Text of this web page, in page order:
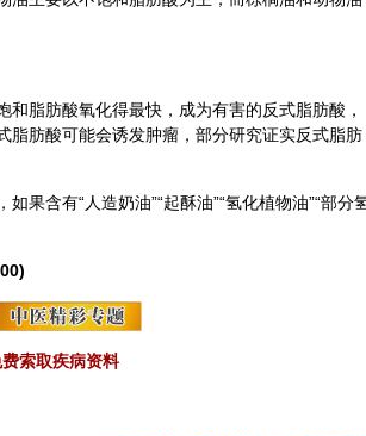
脂肪酸氧化得最快，成为有害的反式脂肪酸，
脂肪酸可能会诱发肿瘤 ，部分研究证实反式脂肪
果含有“人造奶油”“起酥油”“氢化植物油”“部分
索取疾病资料